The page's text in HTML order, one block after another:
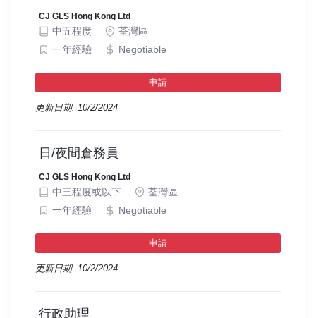
CJ GLS Hong Kong Ltd
中五程度
荃灣區
一年經驗
Negotiable
申請
更新日期: 10/2/2024
日/夜間倉務員
CJ GLS Hong Kong Ltd
中三程度或以下
荃灣區
一年經驗
Negotiable
申請
更新日期: 10/2/2024
行政助理